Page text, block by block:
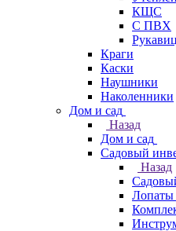
КЩС
С ПВХ
Краги
Каски
Наушники
Наколенники
Дом и сад
Назад
Дом и сад
Садовый
Назад
Лопаты